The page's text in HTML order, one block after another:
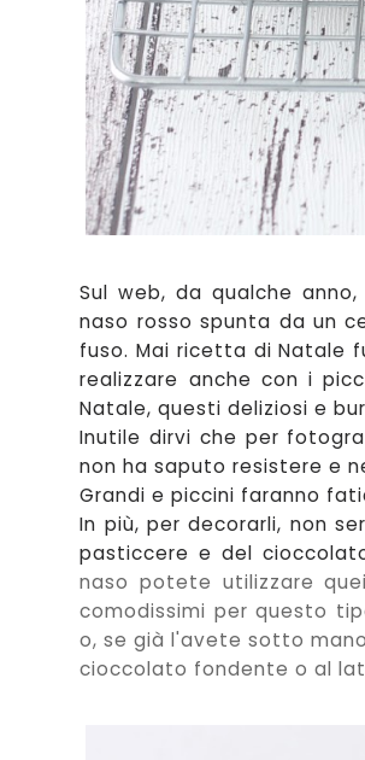
Sul web, da qualche anno,
naso rosso spunta da un
fuso. Mai ricetta di Natale
realizzare anche con i
Natale, questi deliziosi e
Inutile dirvi che per
non hasaputo resistere e
Grandi e piccini faranno
In più, per decorarli, non
pasticcere e del
naso potete utilizzare
comodissimi per questo
o, se già l'avete sotto
cioccolato fondente o al